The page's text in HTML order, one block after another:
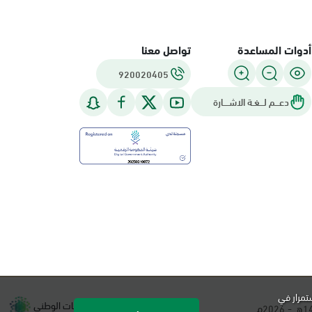
أدوات المساعدة
دعـــم لـــغـة الاشــــارة
تواصل معنا
920020405
هـ -2026م. تطوير و تشغيل مركز المعلومات الوطني
في